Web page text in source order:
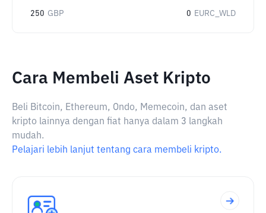
250 GBP 0 EURC_WLD
Cara Membeli Aset Kripto
Beli Bitcoin, Ethereum, Ondo, Memecoin, dan aset
kripto lainnya dengan fiat hanya dalam 3 langkah
mudah.
Pelajari lebih lanjut tentang cara membeli kripto.